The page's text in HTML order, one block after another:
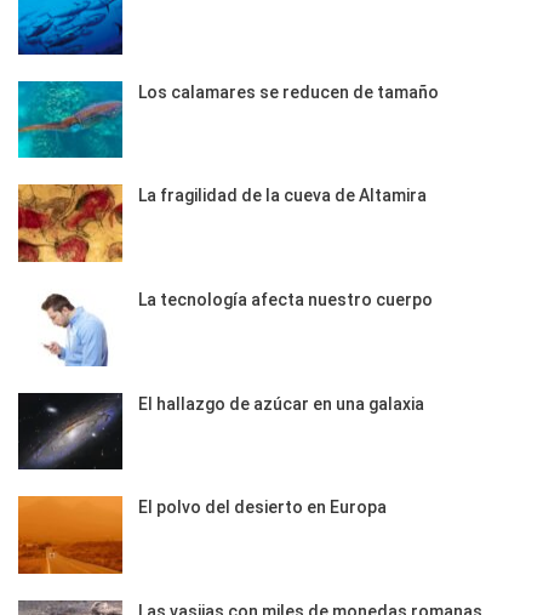
Los calamares se reducen de tamaño
La fragilidad de la cueva de Altamira
La tecnología afecta nuestro cuerpo
El hallazgo de azúcar en una galaxia
El polvo del desierto en Europa
Las vasijas con miles de monedas romanas